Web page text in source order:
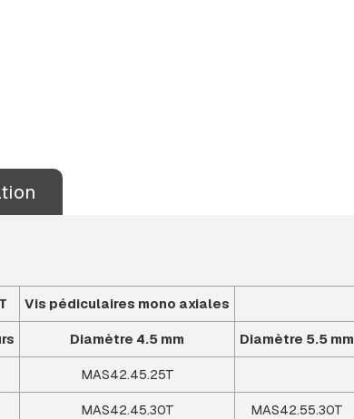
Vis pédiculaires mono axiales
Diamètre 4.5 mm Diamètre 5.5 mm
MAS42.45.25T
MAS42.45.30T MAS42.55.30T